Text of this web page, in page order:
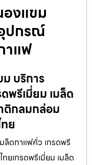
งแขม
ปกรณ์
าแฟ
บริการ
พรีเมี่ยม เมล็ด
ติกลมกล่อม
ย
ล็ดกาแฟคั่ว เกรดพรี
ยเกรดพรีเมี่ยม เมล็ด